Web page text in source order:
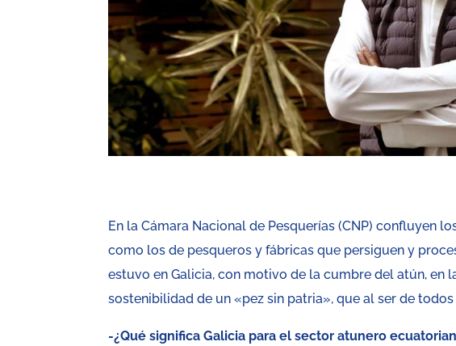
En la Cámara Nacional de Pesquerías (CNP) confluyen
como los de pesqueros y fábricas que persiguen y
estuvo en Galicia, con motivo de la cumbre del atún, en
sostenibilidad de un «pez sin patria», que al ser de
-¿Qué significa Galicia para el sector atunero